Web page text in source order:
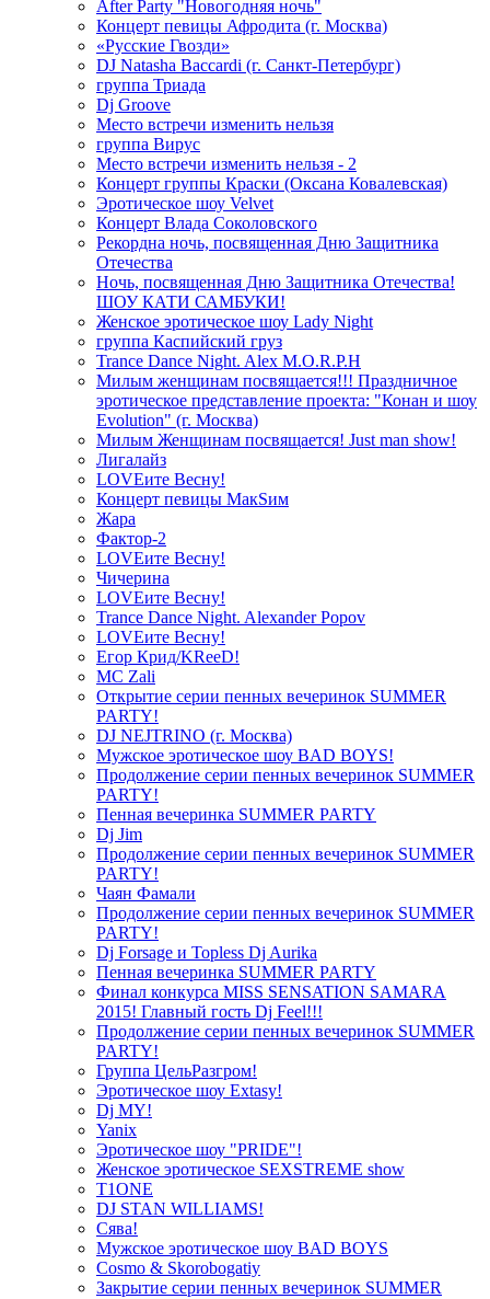
After Party "Новогодняя ночь"
Концерт певицы Афродита (г. Москва)
«Русские Гвозди»
DJ Natasha Baccardi (г. Санкт-Петербург)
группа Триада
Dj Groove
Место встречи изменить нельзя
группа Вирус
Место встречи изменить нельзя - 2
Концерт группы Краски (Оксана Ковалевская)
Эротическое шоу Velvet
Концерт Влада Соколовского
Рекордна ночь, посвященная Дню Защитника
Отечества
Ночь, посвященная Дню Защитника Отечества!
ШОУ КАТИ САМБУКИ!
Женское эротическое шоу Lady Night
группа Каспийский груз
Trance Dance Night. Alex M.O.R.P.H
Милым женщинам посвящается!!! Праздничное
эротическое представление проекта: "Конан и шоу
Evolution" (г. Москва)
Милым Женщинам посвящается! Just man show!
Лигалайз
LOVEите Весну!
Концерт певицы МакSим
Жара
Фактор-2
LOVEите Весну!
Чичерина
LOVEите Весну!
Trance Dance Night. Alexander Popov
LOVEите Весну!
Егор Крид/KReeD!
MC Zali
Открытие серии пенных вечеринок SUMMER
PARTY!
DJ NEJTRINO (г. Москва)
Мужское эротическое шоу BAD BOYS!
Продолжение серии пенных вечеринок SUMMER
PARTY!
Пенная вечеринка SUMMER PARTY
Dj Jim
Продолжение серии пенных вечеринок SUMMER
PARTY!
Чаян Фамали
Продолжение серии пенных вечеринок SUMMER
PARTY!
Dj Forsage и Topless Dj Aurika
Пенная вечеринка SUMMER PARTY
Финал конкурса MISS SENSATION SAMARA
2015! Главный гость Dj Feel!!!
Продолжение серии пенных вечеринок SUMMER
PARTY!
Группа ЦельРазгром!
Эротическое шоу Extasy!
Dj MY!
Yanix
Эротическое шоу "PRIDE"!
Женское эротическое SEXSTREME show
T1ONE
DJ STAN WILLIAMS!
Сява!
Мужское эротическое шоу BAD BOYS
Cosmo & Skorobogatiy
Закрытие серии пенных вечеринок SUMMER